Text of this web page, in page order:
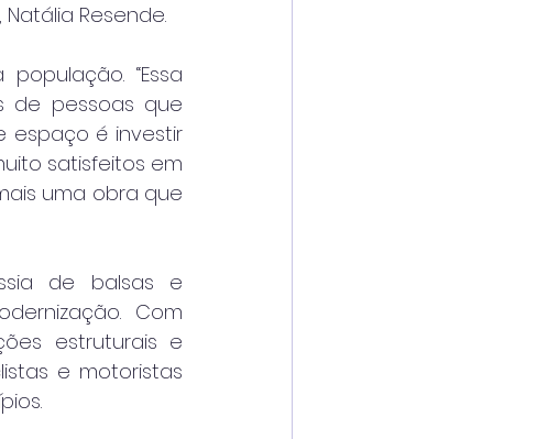
Natália Resende.
“Essa
de pessoas que
espaço é investir
satisfeitos em
uma obra que
de balsas e
Com
estruturais e
e motoristas